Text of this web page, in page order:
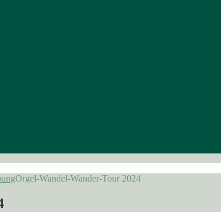
Orgel-Wandel-Wander-Tour 2024